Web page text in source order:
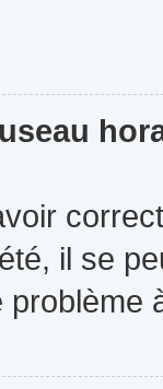
il se
problème